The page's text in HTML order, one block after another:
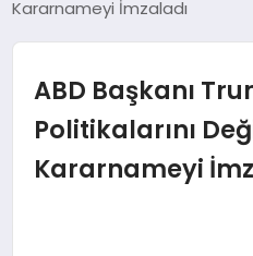
TEKNOLOJI
SPOR
YAŞAM
Kararnameyi İmzaladı
ABD Başkanı
Politikalarını
Kararnameyi